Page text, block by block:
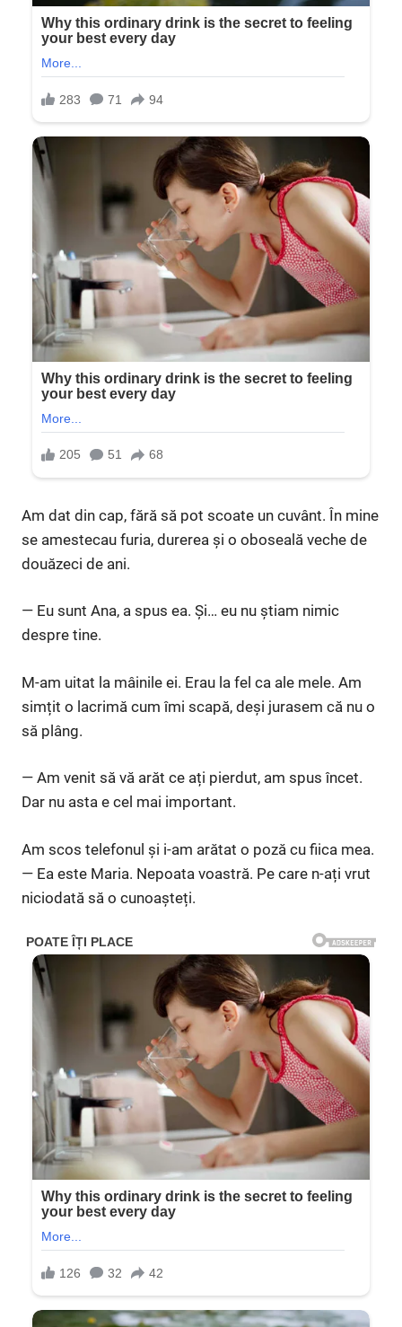
Am dat din cap, fără să pot scoate un cuvânt. În mine
se amestecau furia, durerea și o oboseală veche de
douăzeci de ani.
— Eu sunt Ana, a spus ea. Și… eu nu știam nimic
despre tine.
M-am uitat la mâinile ei. Erau la fel ca ale mele. Am
simțit o lacrimă cum îmi scapă, deși jurasem că nu o
să plâng.
— Am venit să vă arăt ce ați pierdut, am spus încet.
Dar nu asta e cel mai important.
Am scos telefonul și i-am arătat o poză cu fiica mea.
— Ea este Maria. Nepoata voastră. Pe care n-ați vrut
niciodată să o cunoașteți.